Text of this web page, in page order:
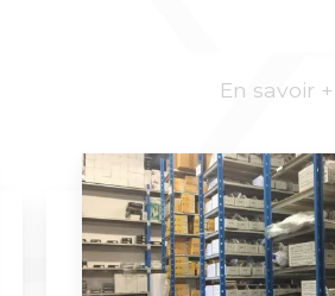
En savoir +